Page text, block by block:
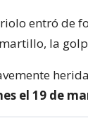
entró de
la
el 19 de